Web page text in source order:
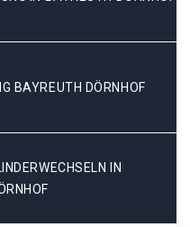
BAYREUTH DÖRNHOF
IN B